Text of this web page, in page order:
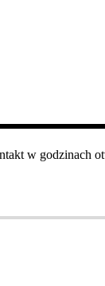
w godzinach